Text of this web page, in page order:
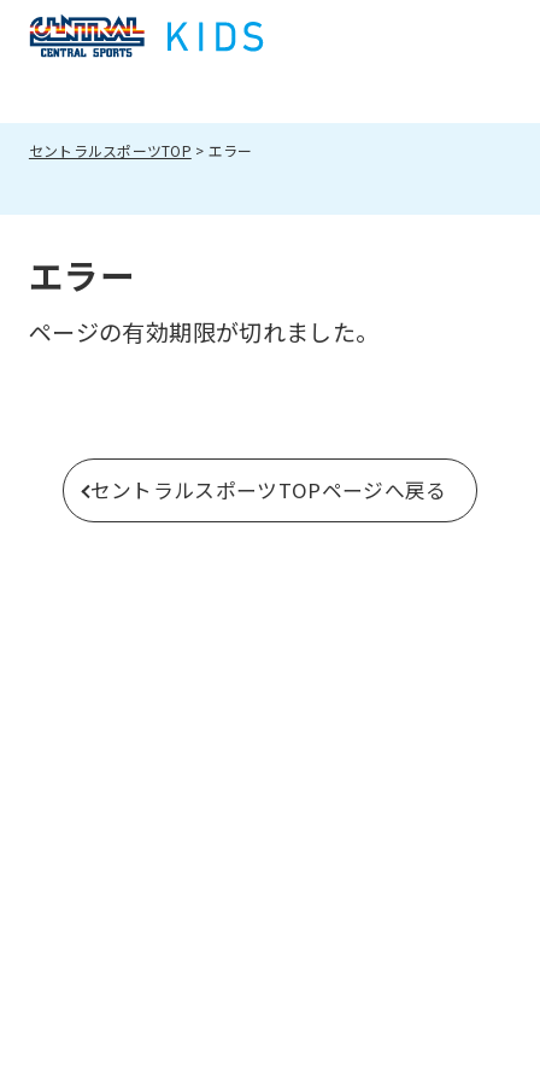
セントラルスポーツTOP エラー
エラー
ページの有効期限が切れました。
セントラルスポーツTOPページへ戻る